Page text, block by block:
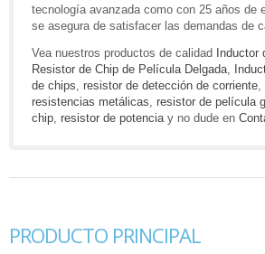
tecnología avanzada como con 25 años de
se asegura de satisfacer las demandas de
Vea nuestros productos de calidad Inductor
Resistor de Chip de Película Delgada
de chips resistor de detección de corriente
resistencias metálicas resistor de película
chip resistor de potencia y no dude en
PRODUCTO PRINCIPAL